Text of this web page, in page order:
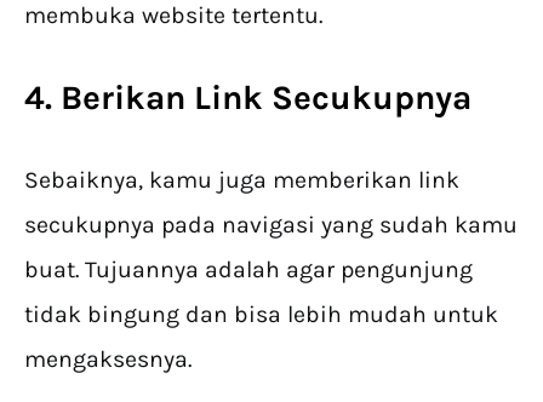
membuka website tertentu.
4. Berikan Link Secukupnya
Sebaiknya, kamu juga memberikan link
secukupnya pada navigasi yang sudah kamu
buat. Tujuannya adalah agar pengunjung
tidak bingung dan bisa lebih mudah untuk
mengaksesnya.